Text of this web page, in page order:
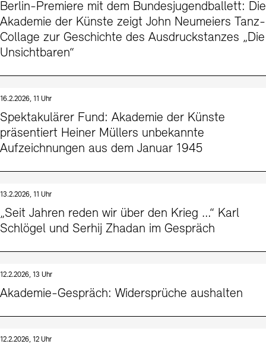
Berlin-Premiere mit dem Bundesjugendballett: Die
Akademie der Künste zeigt John Neumeiers Tanz-
Collage zur Geschichte des Ausdruckstanzes „Die
Unsichtbaren“
16.2.2026, 11 Uhr
Spektakulärer Fund: Akademie der Künste
präsentiert Heiner Müllers unbekannte
Aufzeichnungen aus dem Januar 1945
13.2.2026, 11 Uhr
„Seit Jahren reden wir über den Krieg …“ Karl
Schlögel und Serhij Zhadan im Gespräch
12.2.2026, 13 Uhr
Akademie-Gespräch: Widersprüche aushalten
12.2.2026, 12 Uhr